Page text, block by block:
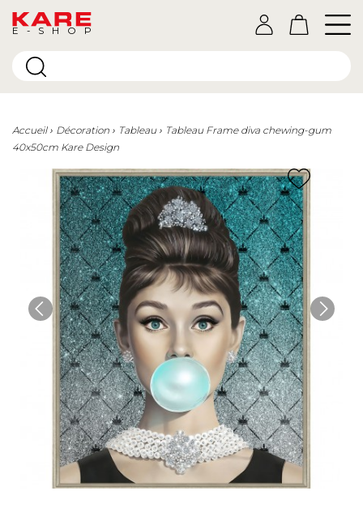
E-SHOP
Accueil Décoration Tableau
Tableau Frame diva chewing-gum
40x50cm Kare Design